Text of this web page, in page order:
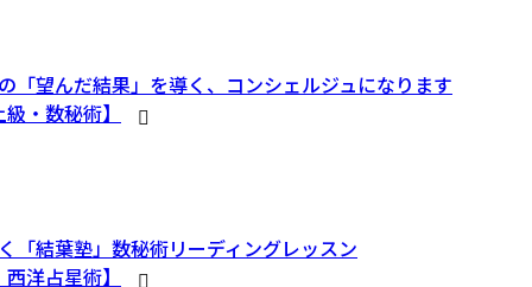
「望んだ結果」を導く、コンシェルジュになります
・数秘術】
「結葉塾」数秘術リーディングレッスン
洋占星術】